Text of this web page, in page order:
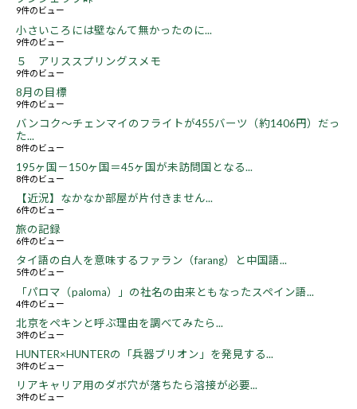
9件のビュー
小さいころには壁なんて無かったのに...
9件のビュー
５ アリススプリングスメモ
9件のビュー
8月の目標
9件のビュー
バンコク～チェンマイのフライトが455バーツ（約1406円）だっ
た...
8件のビュー
195ヶ国－150ヶ国＝45ヶ国が未訪問国となる...
8件のビュー
【近況】なかなか部屋が片付きません...
6件のビュー
旅の記録
6件のビュー
タイ語の白人を意味するファラン（farang）と中国語...
5件のビュー
「パロマ（paloma）」の社名の由来ともなったスペイン語...
4件のビュー
北京をペキンと呼ぶ理由を調べてみたら...
3件のビュー
HUNTER×HUNTERの「兵器ブリオン」を発見する...
3件のビュー
リアキャリア用のダボ穴が落ちたら溶接が必要...
3件のビュー